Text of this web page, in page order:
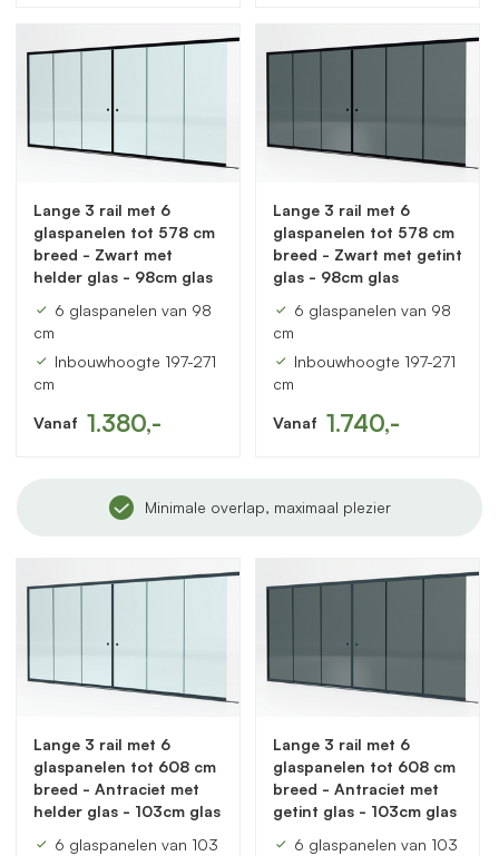
Lange 3 rail met 6
glaspanelen tot 578 cm
breed - Zwart met
helder glas - 98cm glas
6 glaspanelen van 98
cm
Inbouwhoogte 197-271
cm
Vanaf 1.380,-
Lange 3 rail met 6
glaspanelen tot 578 cm
breed - Zwart met getint
glas - 98cm glas
6 glaspanelen van 98
cm
Inbouwhoogte 197-271
cm
Vanaf 1.740,-
Lange 3 rail met 6
glaspanelen tot 608 cm
breed - Antraciet met
helder glas - 103cm glas
6 glaspanelen van 103
Lange 3 rail met 6
glaspanelen tot 608 cm
breed - Antraciet met
getint glas - 103cm glas
6 glaspanelen van 103
Minimale overlap, maximaal plezier